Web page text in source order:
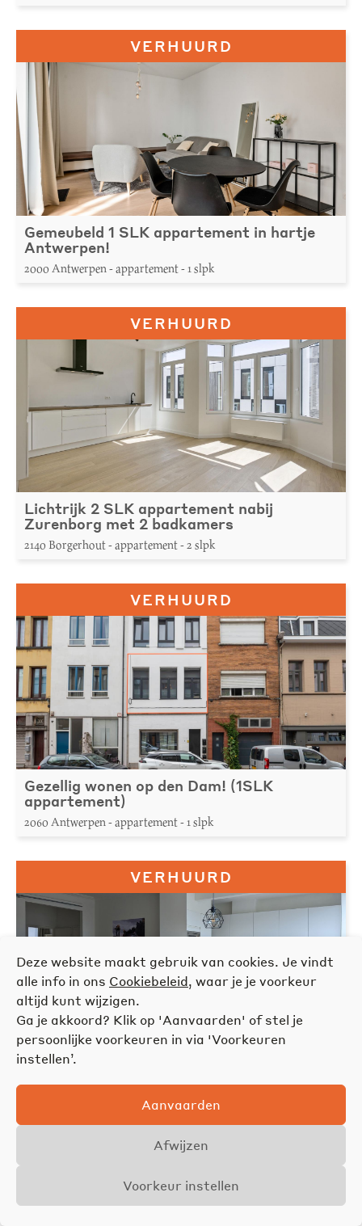
Deze website maakt gebruik van cookies. Je vindt
alle info in ons Cookiebeleid, waar je je voorkeur
altijd kunt wijzigen.
Ga je akkoord? Klik op 'Aanvaarden' of stel je
persoonlijke voorkeuren in via 'Voorkeuren
instellen’.
Aanvaarden
Afwijzen
Voorkeur instellen
VERHUURD
Gemeubeld 1 SLK appartement in hartje
Antwerpen!
2000 Antwerpen - appartement - 1 slpk
VERHUURD
Lichtrijk 2 SLK appartement nabij
Zurenborg met 2 badkamers
2140 Borgerhout - appartement - 2 slpk
VERHUURD
Gezellig wonen op den Dam! (1SLK
appartement)
2060 Antwerpen - appartement - 1 slpk
VERHUURD
Lichtrijk appartement te huur in
2020 Antwerpen - appartement - 2 slpk
VERHUURD